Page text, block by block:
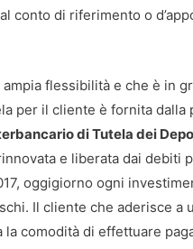
conto di riferimento o
flessibilità e che è in
per il cliente è fornita dalla
di Tutela dei
e liberata dai debiti
oggigiorno ogni
Il cliente che aderisce a
comodità di effettuare